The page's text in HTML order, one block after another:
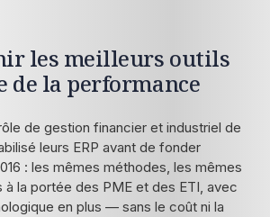
les meilleurs outils
de la performance
de gestion financier et industriel de
leurs ERP avant de fonder
: les mêmes méthodes, les mêmes
la portée des PME et des ETI, avec
en plus — sans le coût ni la